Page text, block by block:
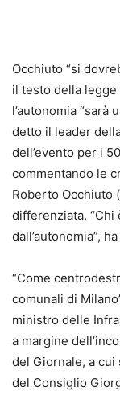
Occhiuto “si
il testo della legge
l’autonomia “sarà
detto il leader
dell’evento per i
commentando le
Roberto Occhiuto
differenziata. “Chi
dall’autonomia”,
“Come
comunali di
ministro delle
a margine
del Giornale, a
del Consiglio